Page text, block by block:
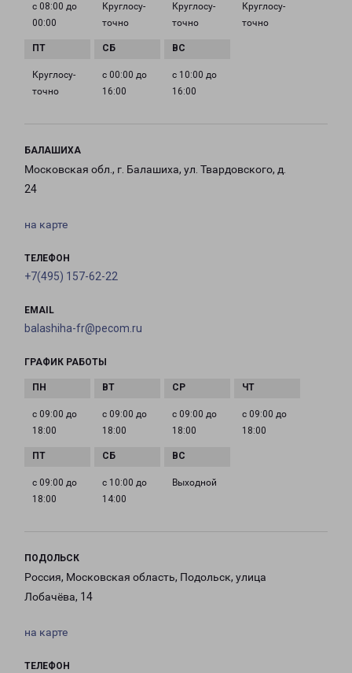
с 08:00 до
00:00
Круглосу­
точно
Круглосу­
точно
Круглосу­
точно
Круглосу­
точно
с 00:00 до
16:00
с 10:00 до
16:00
БАЛАШИХА
Московская обл., г. Балашиха, ул. Твардовского, д.
24
на карте
ТЕЛЕФОН
+7(495) 157-62-22
EMAIL
balashiha-fr@pecom.ru
ГРАФИК РАБОТЫ
с 09:00 до
18:00
с 09:00 до
18:00
с 09:00 до
18:00
с 09:00 до
18:00
с 09:00 до
18:00
с 10:00 до
14:00
Выходной
ПОДОЛЬСК
Россия, Московская область, Подольск, улица
Лобачёва, 14
на карте
ТЕЛЕФОН